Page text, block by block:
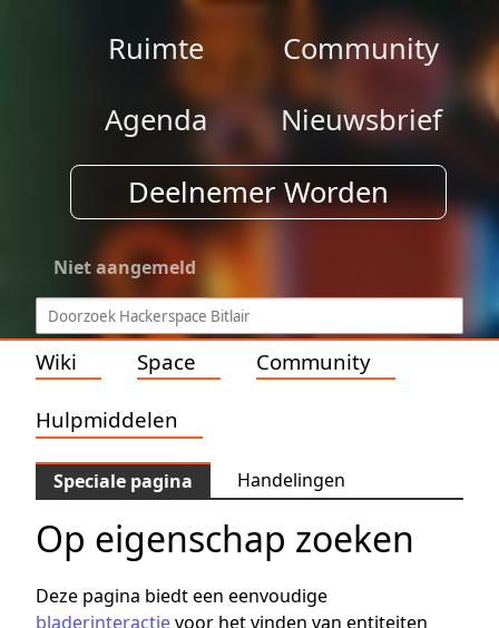
Ruimte
Community
Agenda
Nieuwsbrief
Deelnemer Worden
Niet aangemeld
Wiki Space Community
Hulpmiddelen
Speciale pagina Handelingen
Op eigenschap zoeken
Deze pagina biedt een eenvoudige
bladerinteractievoor het vinden van entiteiten